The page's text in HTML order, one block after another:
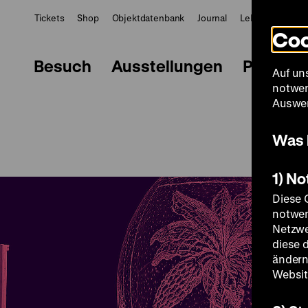
Tickets Shop Objektdatenbank Journal LeMO
Besuch Ausstellungen
Auf
Was
1)
Diese
diese